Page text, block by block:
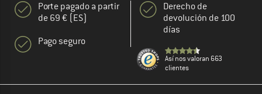
Porte pagado a partir
de 69 € (ES)
Pago seguro
Derecho de
devolución de 100
días
Así nos valoran 663
clientes